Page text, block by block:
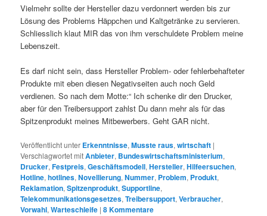
Vielmehr sollte der Hersteller dazu verdonnert werden bis zur
Lösung des Problems Häppchen und Kaltgetränke zu servieren.
Schliesslich klaut MIR das von ihm verschuldete Problem meine
Lebenszeit.
Es darf nicht sein, dass Hersteller Problem- oder fehlerbehafteter
Produkte mit eben diesen Negativseiten auch noch Geld
verdienen. So nach dem Motte:“ Ich schenke dir den Drucker,
aber für den Treibersupport zahlst Du dann mehr als für das
Spitzenprodukt meines Mitbewerbers. Geht GAR nicht.
Veröffentlicht unter Erkenntnisse,Musste raus,wirtschaft |
Verschlagwortet mitAnbieter, Bundeswirtschaftsministerium,
Drucker,Festpreis,Geschäftsmodell,Hersteller,Hilfeersuchen,
Hotline,hotlines,Novellierung,Nummer, Problem, Produkt,
Reklamation,Spitzenprodukt,Supportline,
Telekommunikationsgesetzes,Treibersupport,Verbraucher,
Vorwahl,Warteschleife |8Kommentare